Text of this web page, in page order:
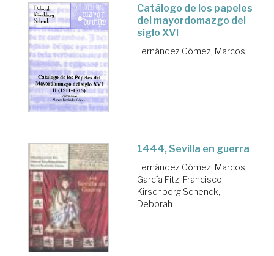
Catálogo de los papeles
del mayordomazgo del
siglo XVI
Fernández Gómez, Marcos
1444, Sevilla en guerra
Fernández Gómez, Marcos;
García Fitz, Francisco;
Kirschberg Schenck,
Deborah